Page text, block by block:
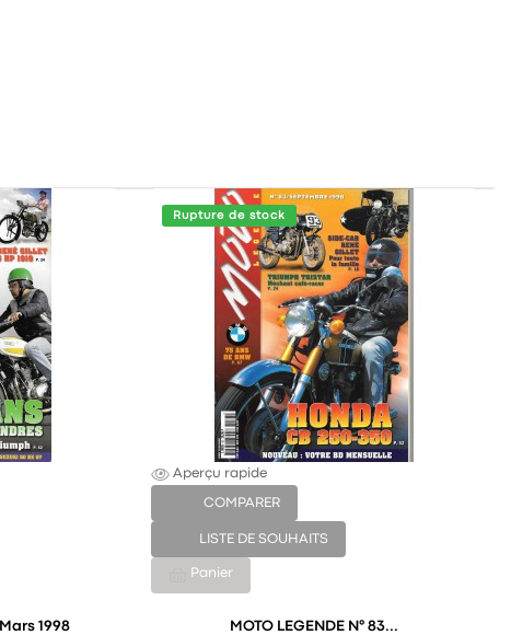
MOTO LEGENDE N° 78 Mars 1998
Rupture de stock
Aperçu rapide
COMPARER
LISTE DE SOUHAITS
Panier
MOTO LEGENDE N° 83...